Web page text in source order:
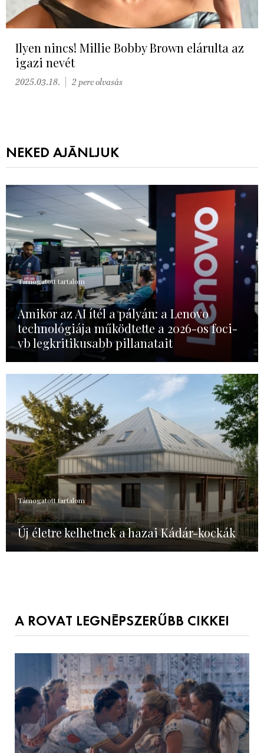
Ilyen nincs! Millie Bobby Brown elárulta az
igazi nevét
2025.03.18. 2 perc olvasás
NEKED AJÁNLJUK
Támogatott tartalom
Amikor az AI ítél a pályán: a Lenovo
technológiája működtette a 2026-os foci-
vb legkritikusabb pillanatait
Támogatott tartalom
Új életre kelhetnek a hazai Kádár-kockák
A ROVAT LEGNÉPSZERŰBB CIKKEI